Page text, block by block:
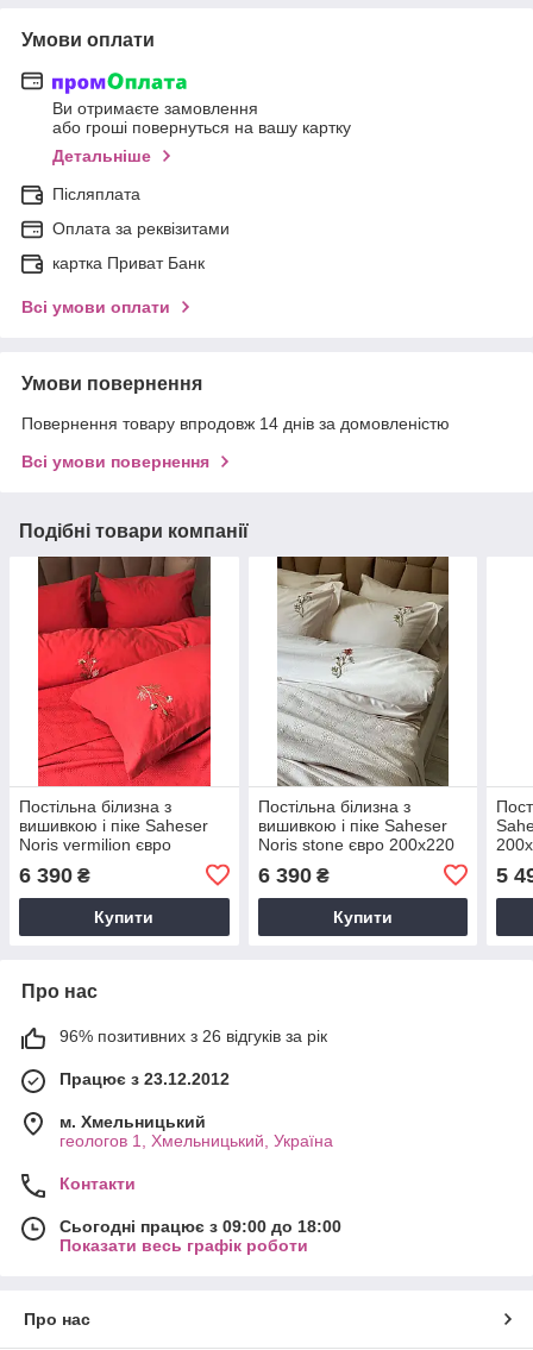
Умови оплати
Ви отримаєте замовлення
або гроші повернуться на вашу картку
Детальніше
Післяплата
Оплата за реквізитами
картка Приват Банк
Всі умови оплати
Умови повернення
Повернення товару впродовж 14 днів за домовленістю
Всі умови повернення
Подібні товари компанії
Постільна білизна з
вишивкою і піке Saheser
Noris vermilion євро
6 390 ₴
Купити
Постільна білизна з
вишивкою і піке Saheser
Noris stone євро 200х220
6 390₴
Купити
5
Про нас
96% позитивних з 26 відгуків за рік
Працює з 23.12.2012
м. Хмельницький
геологов 1, Хмельницький, Україна
Контакти
Сьогодні працює з 09:00 до 18:00
Показати весь графік роботи
Про нас